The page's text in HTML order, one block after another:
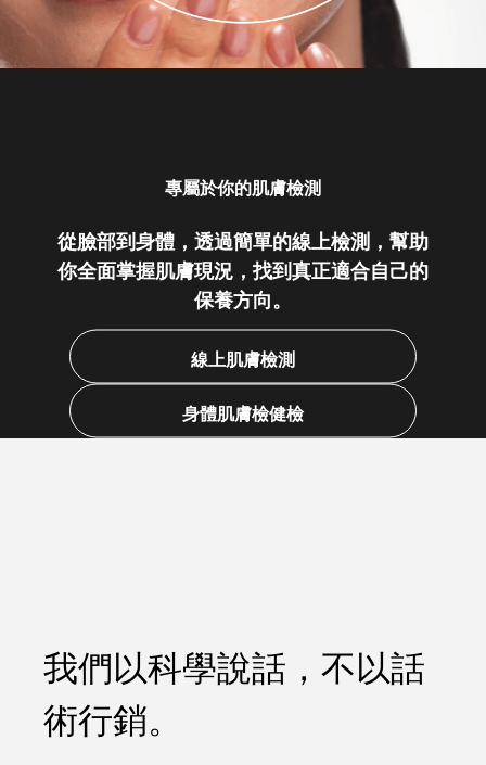
專屬於你的肌膚檢測
從臉部到身體，透過簡單的線上檢測，幫助
你全面掌握肌膚現況，找到真正適合自己的
保養方向。
線上肌膚檢測
身體肌膚檢健檢
我們以科學說話，不以話
術行銷。